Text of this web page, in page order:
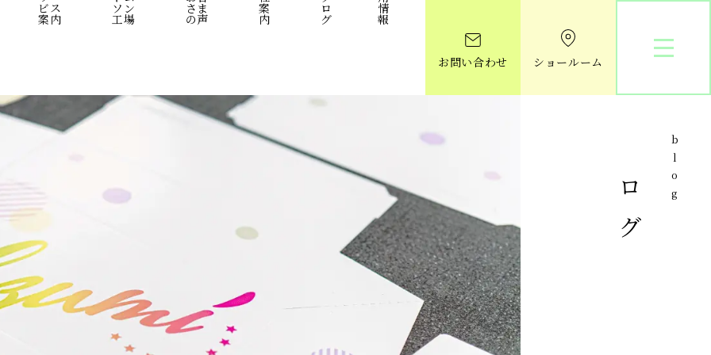
ビス
案内
ショールーム
パッケージ勉強会
ソン
工場
さま
の声
案
内
ロ
グ
情
報
お問い合わせ ショールーム
ブログ blog